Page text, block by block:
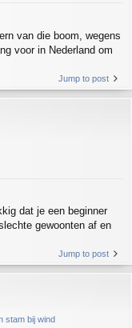
van die boom, wegens
voor in Nederland om
Jump to post
dat je een beginner
gewoonten af en
Jump to post
stam bij wind